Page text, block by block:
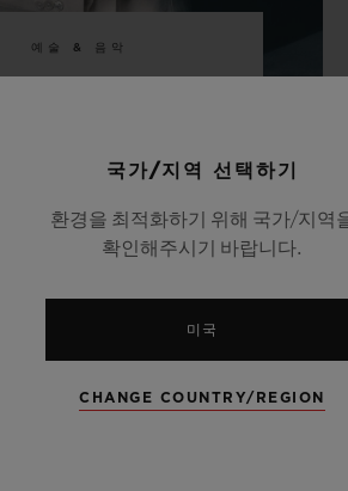
예술 & 음악
더 알아보기
국가/지역 선택하기
환경을 최적화하기 위해 국가/지역
확인해주시기 바랍니다.
미국
CHANGE COUNTRY/REGION